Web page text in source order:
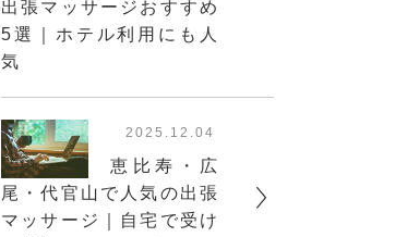
出張マッサージおすすめ
5選｜ホテル利用にも人
気
2025.12.04
恵比寿・広
尾・代官山で人気の出張
マッサージ｜自宅で受け